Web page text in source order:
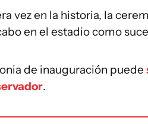
vez en la historia, la
en el estadio como
de inauguración puede
.